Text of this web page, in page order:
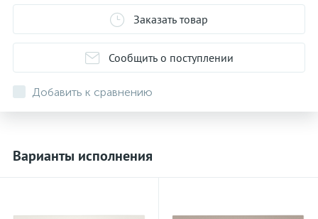
Заказать товар
Сообщить о поступлении
Добавить к сравнению
Варианты исполнения